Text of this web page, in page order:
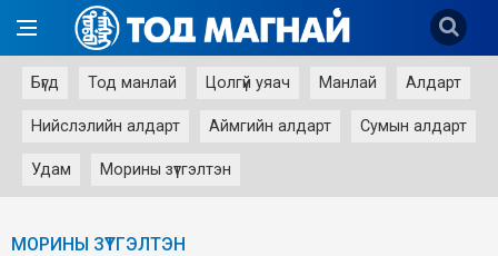
Бүгд Тод манлай Цолгүй уяач Манлай Алдарт
Нийслэлийн алдарт Аймгийн алдарт Сумын алдарт
Удам Морины зүтгэлтэн
МОРИНЫ ЗҮТГЭЛТЭН